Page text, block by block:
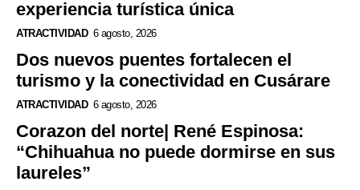
experiencia turística única
ATRACTIVIDAD 6 agosto, 2026
Dos nuevos puentes fortalecen el
turismo y la conectividad en Cusárare
ATRACTIVIDAD 6 agosto, 2026
Corazon del norte| René Espinosa:
“Chihuahua no puede dormirse en sus
laureles”